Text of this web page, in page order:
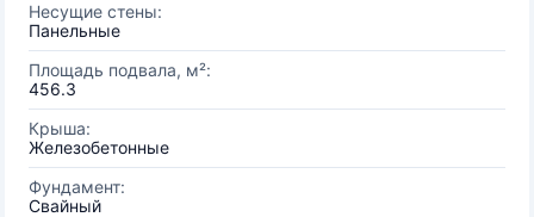
Несущие стены:
Панельные
Площадь подвала, м²:
456.3
Крыша:
Железобетонные
Фундамент:
Свайный